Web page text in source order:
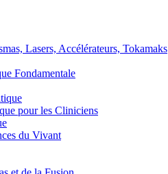
Lasers, Accélérateurs, Tokamaks
Fondamentale
pour les Cliniciens
du Vivant